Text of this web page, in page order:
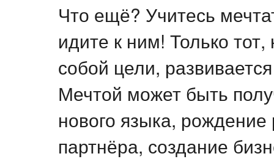
Что ещё? Учитесь
идите к ним! Только
собой цели,
Мечтой может быть
нового языка,
партнёра, создание